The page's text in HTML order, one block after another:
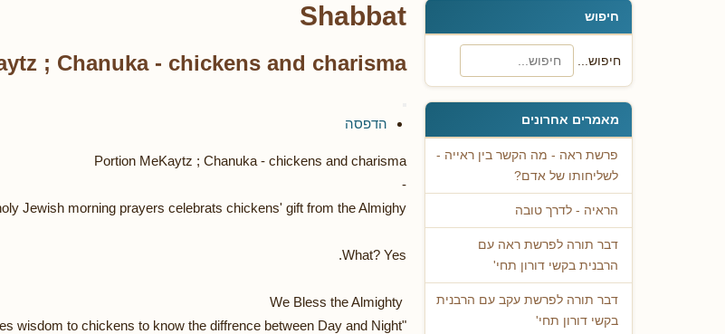
חיפוש
חיפוש...
מאמרים אחרונים
פרשת ראה - מה הקשר בין ראייה -
לשליחותו של אדם?
הראיה - לדרך טובה
דבר תורה לפרשת ראה עם
הרבנית בקשי דורון תחי'
דבר תורה לפרשת עקב עם הרבנית
בקשי דורון תחי'
Shabbat
; Chanuka - chickens and charisma -
הדפסה
Portion MeKaytz ; Chanuka - chickens and charisma
-
Jewish morning prayers celebrats chickens' gift from the Almighy!
What? Yes.
"Who gives wisdom to chickens to know the diffrence between Day and Night".